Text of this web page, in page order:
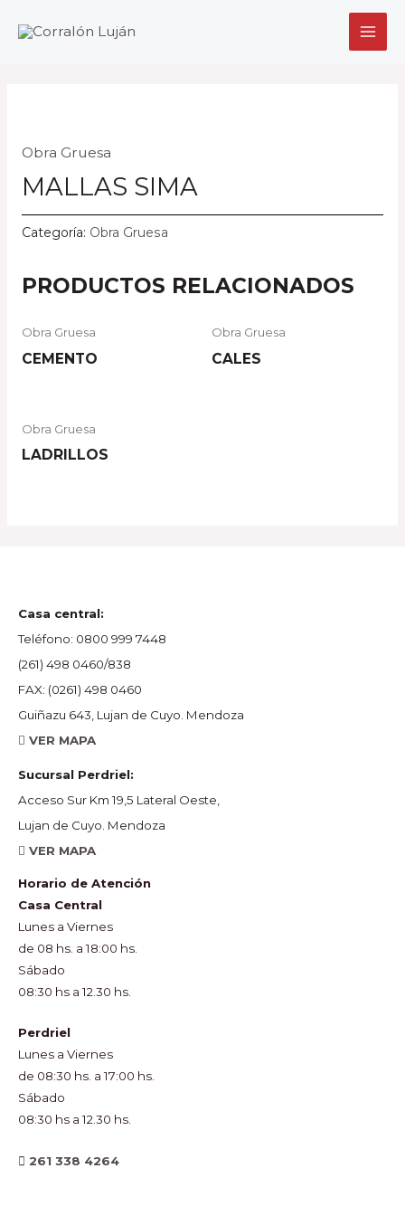
Obra Gruesa
MALLAS SIMA
Categoría: Obra Gruesa
PRODUCTOS RELACIONADOS
Obra Gruesa
CEMENTO
Obra Gruesa
CALES
Obra Gruesa
LADRILLOS
Casa central:
Teléfono: 0800 999 7448
(261) 498 0460/838
FAX: (0261) 498 0460
Guiñazu 643, Lujan de Cuyo. Mendoza
VER MAPA
Sucursal Perdriel:
Acceso Sur Km 19,5 Lateral Oeste,
Lujan de Cuyo. Mendoza
VER MAPA
Horario de Atención
Casa Central
Lunes a Viernes
de 08 hs. a 18:00 hs.
Sábado
08:30 hs a 12.30 hs.
Perdriel
Lunes a Viernes
de 08:30 hs. a 17:00 hs.
Sábado
08:30 hs a 12.30 hs.
261 338 4264